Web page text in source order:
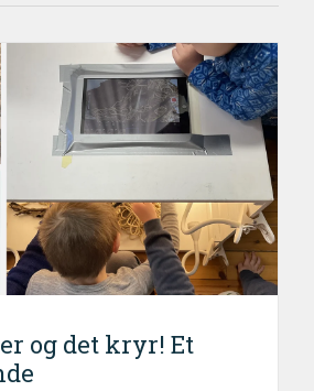
og det kryr! Et